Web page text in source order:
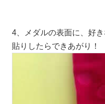
4、メダルの表面に、好
貼りしたらできあがり！